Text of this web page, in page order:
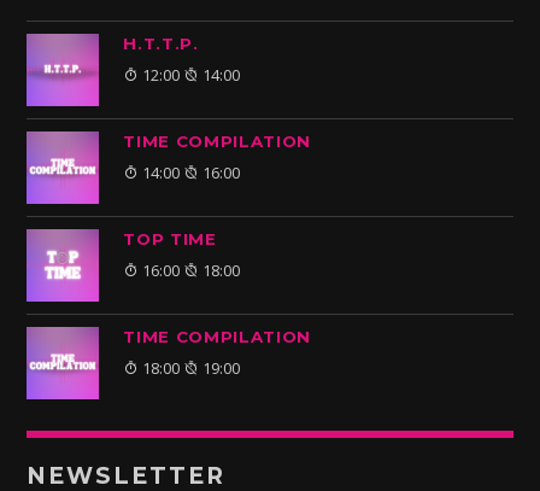
H.T.T.P.
12:00 14:00
TIME COMPILATION
14:00 16:00
TOP TIME
16:00 18:00
TIME COMPILATION
18:00 19:00
NEWSLETTER